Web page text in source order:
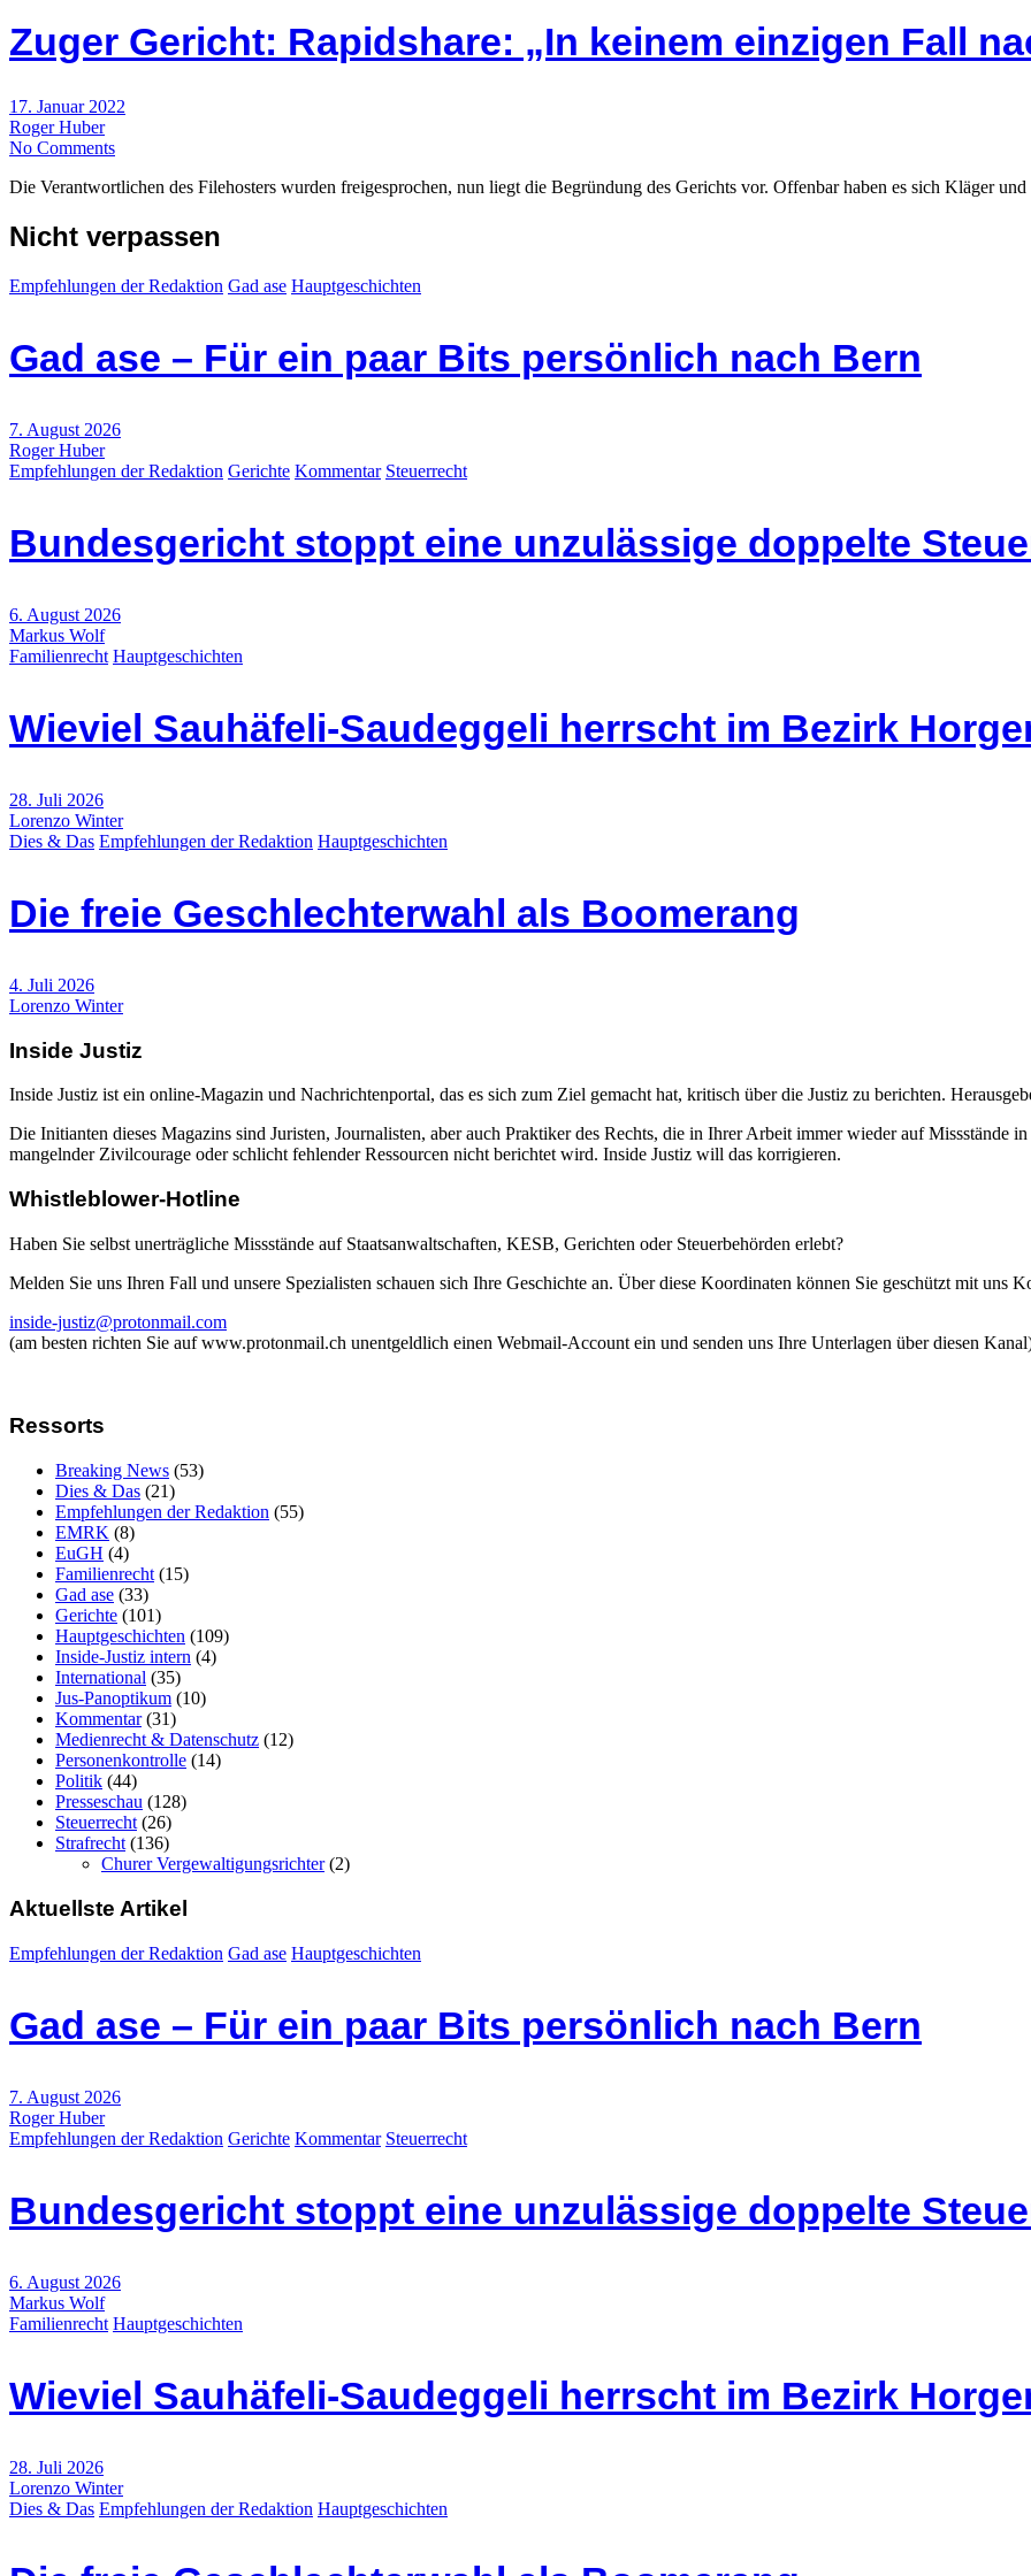
Zuger Gericht: Rapidshare: „In keinem einzigen Fall
17. Januar 2022
Roger Huber
No Comments
Die Verantwortlichen des Filehosters wurden freigesprochen, nun liegt die Begründung des Gerichts vor. Offenbar haben es sich Kläger und
Nicht verpassen
Empfehlungen der Redaktion Gad ase Hauptgeschichten
Gad ase – Für ein paar Bits persönlich nach Bern
7. August 2026
Roger Huber
Empfehlungen der Redaktion Gerichte Kommentar Steuerrecht
Bundesgericht stoppt eine unzulässige doppelte
6. August 2026
Markus Wolf
Familienrecht Hauptgeschichten
Wieviel Sauhäfeli-Saudeggeli herrscht im Bezirk
28. Juli 2026
Lorenzo Winter
Dies & Das Empfehlungen der Redaktion Hauptgeschichten
Die freie Geschlechterwahl als Boomerang
4. Juli 2026
Lorenzo Winter
Inside Justiz
Inside Justiz ist ein online-Magazin und Nachrichtenportal, das es sich zum Ziel gemacht hat, kritisch über die Justiz zu berichten.
Die Initianten dieses Magazins sind Juristen, Journalisten, aber auch Praktiker des Rechts, die in Ihrer Arbeit immer wieder auf Missstände
mangelnder Zivilcourage oder schlicht fehlender Ressourcen nicht berichtet wird. Inside Justiz will das korrigieren.
Whistleblower-Hotline
Haben Sie selbst unerträgliche Missstände auf Staatsanwaltschaften, KESB, Gerichten oder Steuerbehörden erlebt?
Melden Sie uns Ihren Fall und unsere Spezialisten schauen sich Ihre Geschichte an. Über diese Koordinaten können Sie geschützt mit uns
inside-justiz@protonmail.com
(am besten richten Sie auf www.protonmail.ch unentgeldlich einen Webmail-Account ein und senden uns Ihre Unterlagen über diesen
Ressorts
Breaking News (53)
Dies & Das (21)
Empfehlungen der Redaktion (55)
EMRK (8)
EuGH (4)
Familienrecht (15)
Gad ase (33)
Gerichte (101)
Hauptgeschichten (109)
Inside-Justiz intern (4)
International (35)
Jus-Panoptikum (10)
Kommentar(31)
Medienrecht & Datenschutz (12)
Personenkontrolle (14)
Politik (44)
Presseschau (128)
Steuerrecht (26)
Strafrecht (136)
Churer Vergewaltigungsrichter(2)
Aktuellste Artikel
Empfehlungen der Redaktion Gad ase Hauptgeschichten
Gad ase – Für ein paar Bits persönlich nach Bern
7. August 2026
Roger Huber
Empfehlungen der Redaktion Gerichte Kommentar Steuerrecht
Bundesgericht stoppt eine unzulässige doppelte
6. August 2026
Markus Wolf
Familienrecht Hauptgeschichten
Wieviel Sauhäfeli-Saudeggeli herrscht im Bezirk
28. Juli 2026
Lorenzo Winter
Dies & Das Empfehlungen der Redaktion Hauptgeschichten